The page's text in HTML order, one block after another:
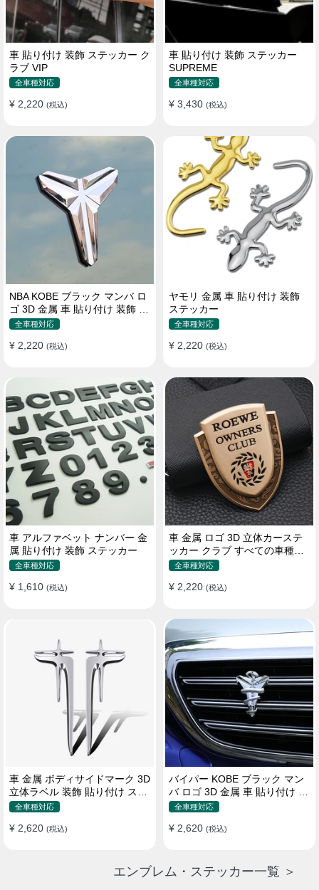
車 貼り付け 装飾 ステッカー ク
ラブ VIP
全車種対応
¥ 2,220 (税込)
車 貼り付け 装飾 ステッカー
SUPREME
全車種対応
¥ 3,430 (税込)
NBA KOBE ブラック マンバ ロ
ゴ 3D 金属 車 貼り付け 装飾 ス
テッカー
全車種対応
¥ 2,220 (税込)
ヤモリ 金属 車 貼り付け 装飾
ステッカー
全車種対応
¥ 2,220 (税込)
車 アルファベット ナンバー 金
属 貼り付け 装飾 ステッカー
全車種対応
¥ 1,610 (税込)
車 金属 ロゴ 3D 立体カーステ
ッカー クラブ すべての車種対
応 カスタム サイドポスト
全車種対応
¥ 2,220 (税込)
車 金属 ボディサイドマーク 3D
立体ラベル 装飾 貼り付け ステ
ッカー
全車種対応
¥ 2,620 (税込)
バイパー KOBE ブラック マン
バ ロゴ 3D 金属 車 貼り付け 装
飾 ステッカー
全車種対応
¥ 2,620 (税込)
エンブレム・ステッカー一覧 ＞